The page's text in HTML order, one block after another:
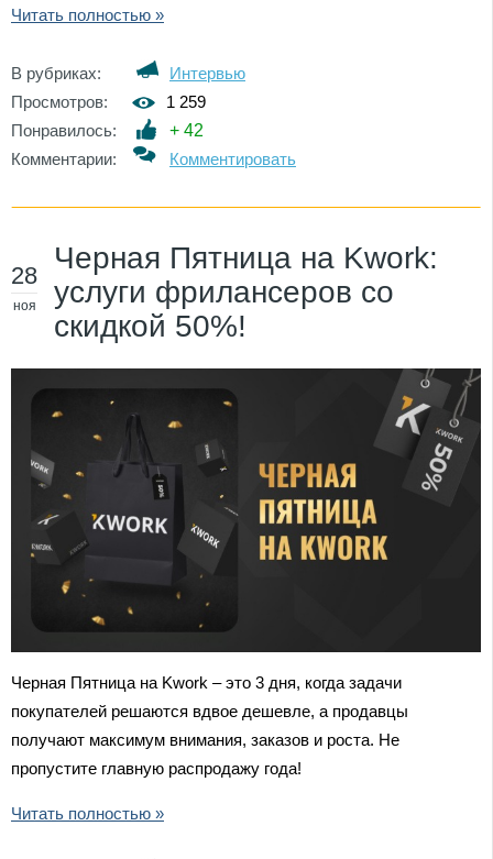
Читать полностью »
В рубриках:
Интервью
Просмотров:
1 259
Понравилось:
+ 42
Комментарии:
Комментировать
28
ноя
Черная Пятница на Kwork:
услуги фрилансеров со
скидкой 50%!
Черная Пятница на Kwork – это 3 дня, когда задачи
покупателей решаются вдвое дешевле, а продавцы
получают максимум внимания, заказов и роста. Не
пропустите главную распродажу года!
Читать полностью »